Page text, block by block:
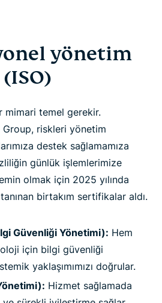
yönetim
(ISO)
mimari temel gerekir.
Group, riskleri yönetim
destek sağlamamıza
günlük işlemlerimize
olmak için 2025 yılında
birtakım sertifikalar aldı.
Güvenliği Yönetimi): Hem
için bilgi güvenliği
yaklaşımımızı doğrular.
Hizmet sağlamada